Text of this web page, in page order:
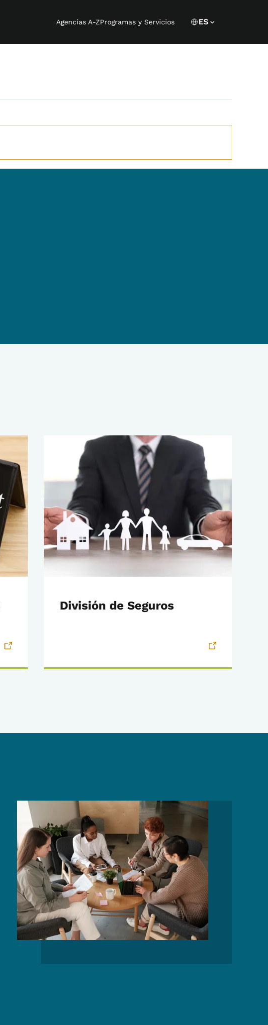
Agencias A-ZProgramas y ServiciosLanguage
CURRENT
ES
División de Seguros